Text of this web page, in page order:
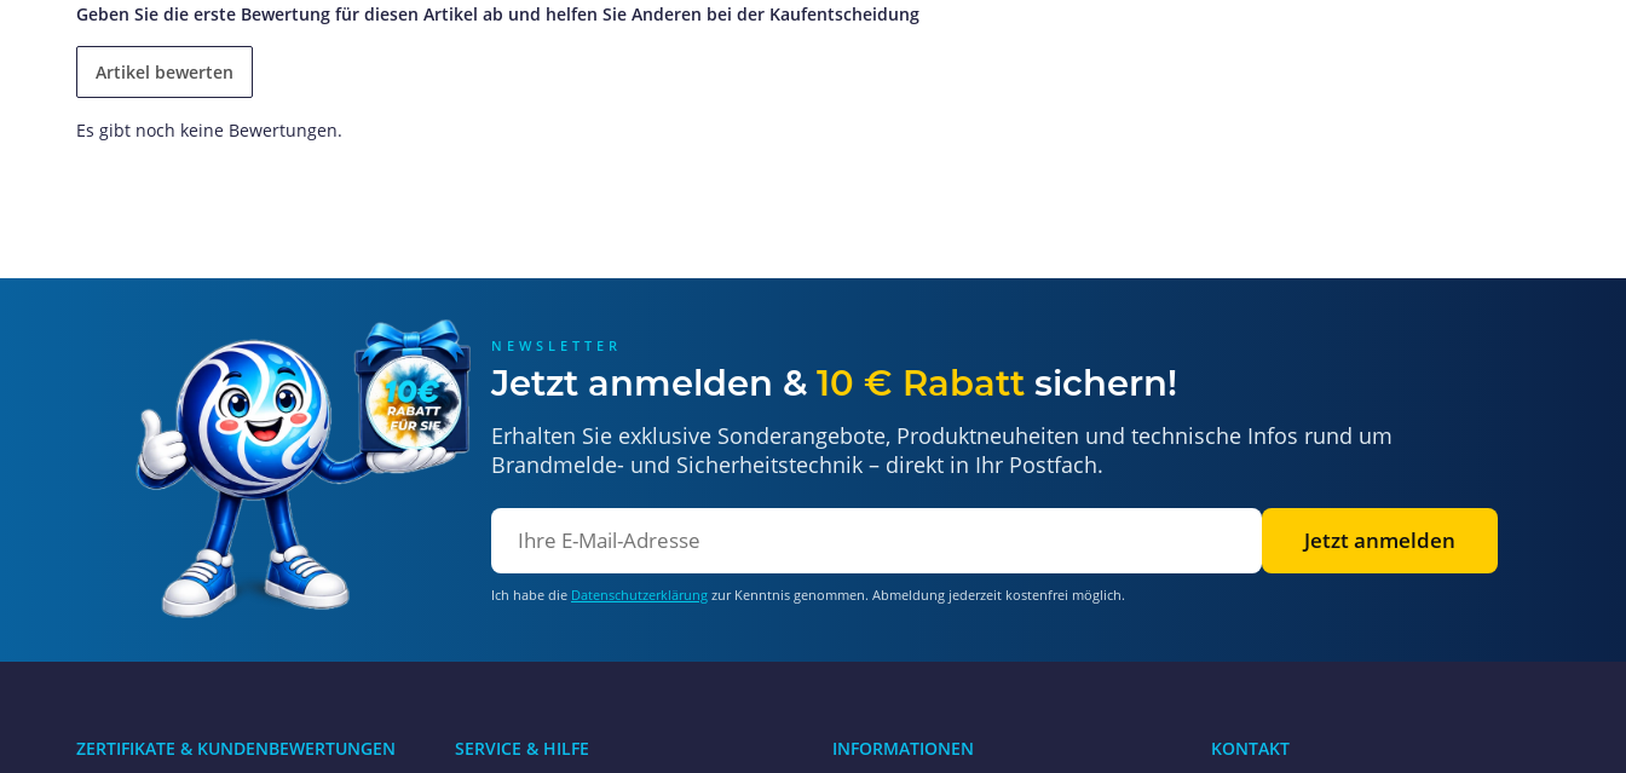
Geben Sie die erste Bewertung für diesen Artikel ab und helfen Sie Anderen bei der Kaufentscheidung
Artikel bewerten
Es gibt noch keine Bewertungen.
NEWSLETTER
Jetzt anmelden & 10 € Rabatt sichern!
Erhalten Sie exklusive Sonderangebote, Produktneuheiten und technische Infos rund um
Brandmelde- und Sicherheitstechnik – direkt in Ihr Postfach.
Jetzt anmelden
Ich habe die Datenschutzerklärung zur Kenntnis genommen. Abmeldung jederzeit kostenfrei möglich.
ZERTIFIKATE & KUNDENBEWERTUNGEN SERVICE & HILFE INFORMATIONEN KONTAKT